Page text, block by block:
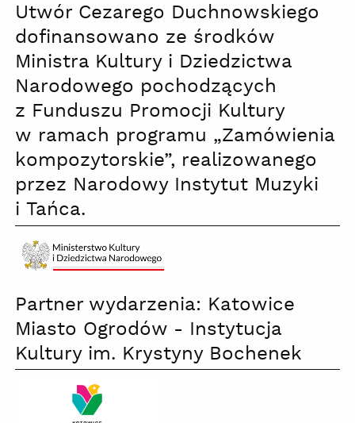
Utwór Cezarego Duchnowskiego
dofinansowano ze środków
Ministra Kultury i Dziedzictwa
Narodowego pochodzących
z Funduszu Promocji Kultury
w ramach programu „Zamówienia
kompozytorskie”, realizowanego
przez Narodowy Instytut Muzyki
i Tańca.
Kultury
i
Dziedzictwa
Narodowego
Partner wydarzenia: Katowice
Miasto Ogrodów - Instytucja
Kultury im. Krystyny Bochenek